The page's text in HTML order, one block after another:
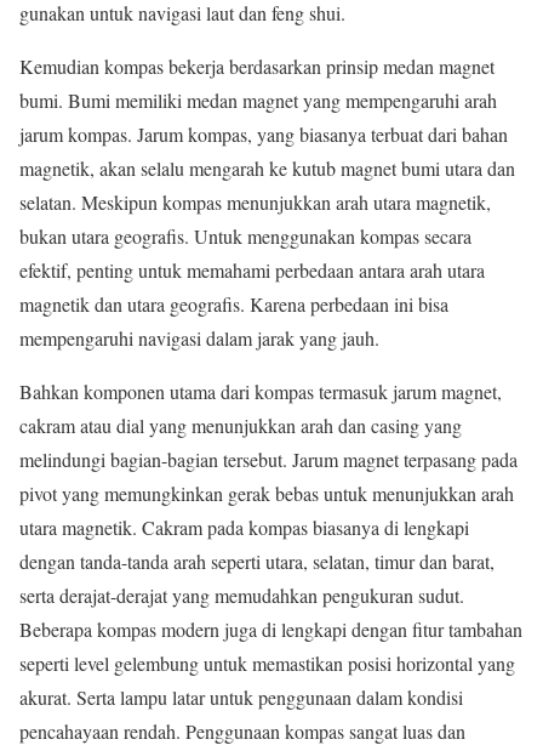
gunakan untuk navigasi laut dan feng shui.
Kemudian kompas bekerja berdasarkan prinsip medan magnet
bumi. Bumi memiliki medan magnet yang mempengaruhi arah
jarum kompas. Jarum kompas, yang biasanya terbuat dari bahan
magnetik, akan selalu mengarah ke kutub magnet bumi utara dan
selatan. Meskipun kompas menunjukkan arah utara magnetik,
bukan utara geografis. Untuk menggunakan kompas secara
efektif, penting untuk memahami perbedaan antara arah utara
magnetik dan utara geografis. Karena perbedaan ini bisa
mempengaruhi navigasi dalam jarak yang jauh.
Bahkan komponen utama dari kompas termasuk jarum magnet,
cakram atau dial yang menunjukkan arah dan casing yang
melindungi bagian-bagian tersebut. Jarum magnet terpasang pada
pivot yang memungkinkan gerak bebas untuk menunjukkan arah
utara magnetik. Cakram pada kompas biasanya di lengkapi
dengan tanda-tanda arah seperti utara, selatan, timur dan barat,
serta derajat-derajat yang memudahkan pengukuran sudut.
Beberapa kompas modern juga di lengkapi dengan fitur tambahan
seperti level gelembung untuk memastikan posisi horizontal yang
akurat. Serta lampu latar untuk penggunaan dalam kondisi
pencahayaan rendah. Penggunaan kompas sangat luas dan